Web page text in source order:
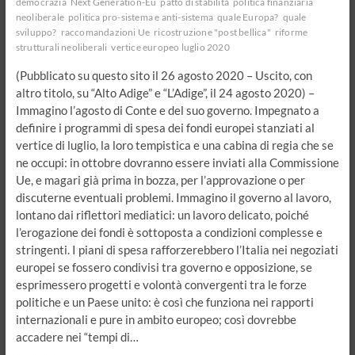
neoliberale politica pro-sistema e anti-sistema quale Europa? quale
sviluppo? raccomandazioni Ue ricostruzione "post bellica" riforme
strutturali neoliberali vertice europeo luglio 2020
(Pubblicato su questo sito il 26 agosto 2020 – Uscito, con
altro titolo, su “Alto Adige” e “L’Adige”, il 24 agosto 2020) –
Immagino l’agosto di Conte e del suo governo. Impegnato a
definire i programmi di spesa dei fondi europei stanziati al
vertice di luglio, la loro tempistica e una cabina di regia che se
ne occupi: in ottobre dovranno essere inviati alla Commissione
Ue, e magari già prima in bozza, per l’approvazione o per
discuterne eventuali problemi. Immagino il governo al lavoro,
lontano dai riflettori mediatici: un lavoro delicato, poiché
l’erogazione dei fondi è sottoposta a condizioni complesse e
stringenti. I piani di spesa rafforzerebbero l’Italia nei negoziati
europei se fossero condivisi tra governo e opposizione, se
esprimessero progetti e volontà convergenti tra le forze
politiche e un Paese unito: è così che funziona nei rapporti
internazionali e pure in ambito europeo; così dovrebbe
accadere nei “tempi di…